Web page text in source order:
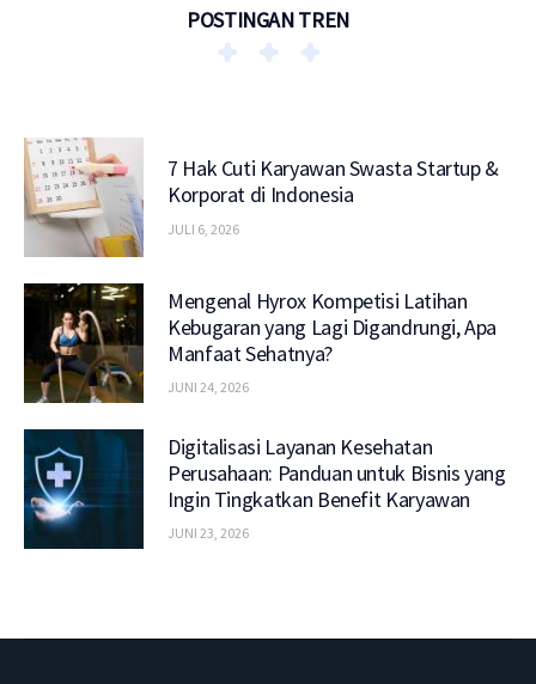
POSTINGAN TREN
7 Hak Cuti Karyawan Swasta Startup &
Korporat di Indonesia
JULI 6, 2026
Mengenal Hyrox Kompetisi Latihan
Kebugaran yang Lagi Digandrungi, Apa
Manfaat Sehatnya?
JUNI 24, 2026
Digitalisasi Layanan Kesehatan
Perusahaan: Panduan untuk Bisnis yang
Ingin Tingkatkan Benefit Karyawan
JUNI 23, 2026